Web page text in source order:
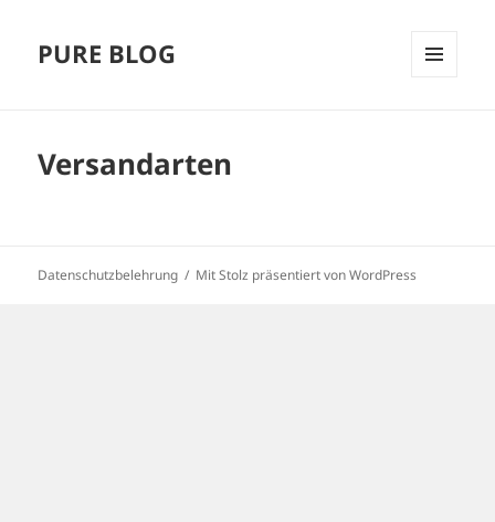
PURE BLOG
Versandarten
Datenschutzbelehrung Mit Stolz präsentiert von WordPress